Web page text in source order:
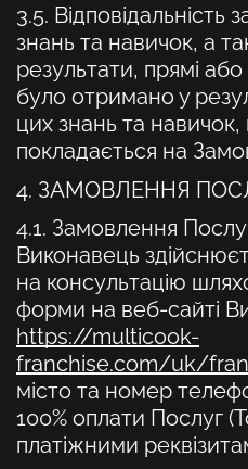
3.5. Відповідальність
знань та навичок, а
результати, прямі або
було отримано у
цих знань та навичок,
покладається на
4. ЗАМОВЛЕННЯ
4.1. Замовлення
Виконавець
на консультацію
форми на веб-сайті
https://multicook-
franchise.com/uk/
місто та номер
100% оплати Послуг
платіжними